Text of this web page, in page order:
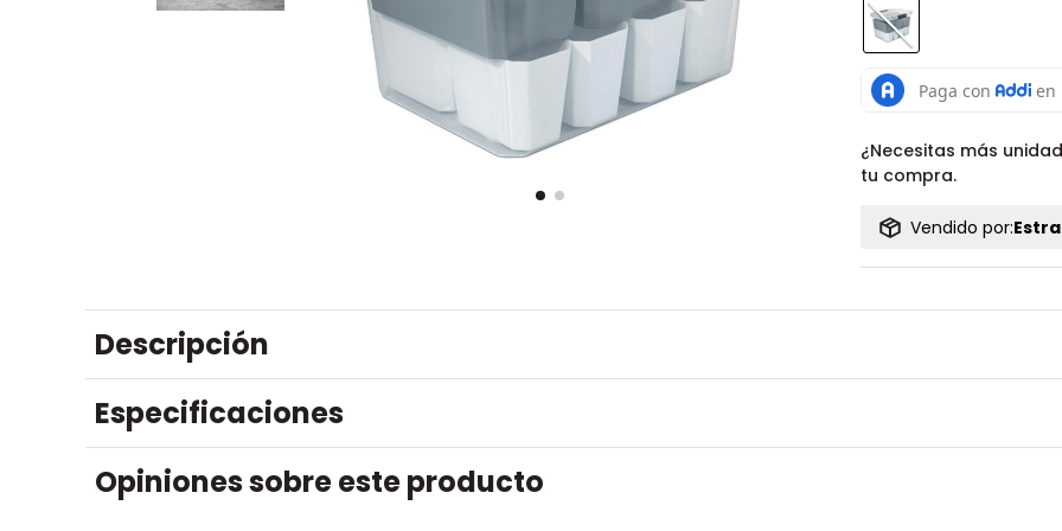
¿Necesitas más
tu compra.
Vendido por:Estra
Descripción
Especificaciones
Opiniones sobre este producto